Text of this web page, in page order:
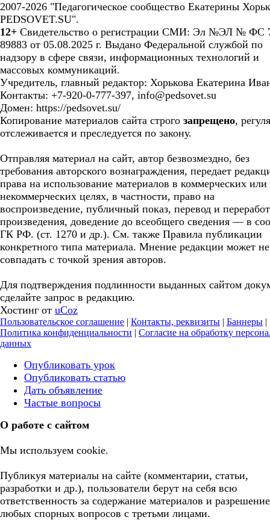
2007-2026 "Педагогическое сообщество Екатерины
PEDSOVET.SU".
12+ Свидетельство о регистрации СМИ: Эл №ЭЛ № ФС
89883 от 05.08.2025 г. Выдано Федеральной службой по
надзору в сфере связи, информационных технологий и
массовых коммуникаций.
Учредитель, главный редактор: Хорькова Екатерина
Контакты: +7-920-0-777-397, info@pedsovet.su
Домен: https://pedsovet.su/
Копирование материалов сайта строго запрещено,
отслеживается и преследуется по закону.
Отправляя материал на сайт, автор безвозмездно, без
требования авторского вознаграждения, передает
права на использование материалов в коммерческих или
некоммерческих целях, в частности, право на
воспроизведение, публичный показ, перевод и
произведения, доведение до всеобщего сведения — в
ГК РФ. (ст. 1270 и др.). См. также Правила публикации
конкретного типа материала. Мнение редакции может не
совпадать с точкой зрения авторов.
Для подтверждения подлинности выданных сайтом
сделайте запрос в редакцию.
Хостинг от uCoz
Пользовательское соглашение | Контакты, реквизиты | Баннеры |
Политика конфиденциальности | Согласие на обработку
данных
Опубликовать урок
Опубликовать статью
Дать объявление
Частые вопросы
О работе с сайтом
Мы используем cookie.
Публикуя материалы на сайте (комментарии, статьи,
разработки и др.), пользователи берут на себя всю
ответственность за содержание материалов и разрешение
любых спорных вопросов с третьми лицами.